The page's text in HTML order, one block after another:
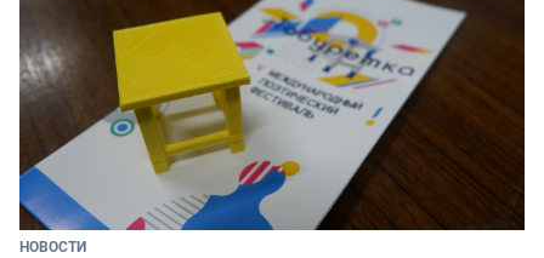
НОВОСТИ